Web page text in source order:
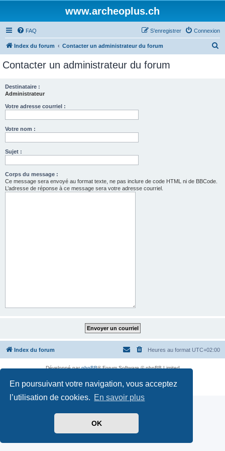
En poursuivant votre navigation, vous acceptez
l’utilisation de cookies. En savoir plus
OK
www.archeoplus.ch
FAQ Connexion
S’enregistrer
Index du forum Contacter un administrateur du forum
Contacter un administrateur du forum
Destinataire :
Administrateur
Votre adresse courriel :
Votre nom :
Sujet :
Corps du message :
Ce message sera envoyé au format texte, ne pas inclure de code HTML ni de BBCode.
L’adresse de réponse à ce message sera votre adresse courriel.
Index du forum Heures au format UTC+02:00
Développé parphpBB® Forum Software © phpBB Limited
Confidentialité| Conditions